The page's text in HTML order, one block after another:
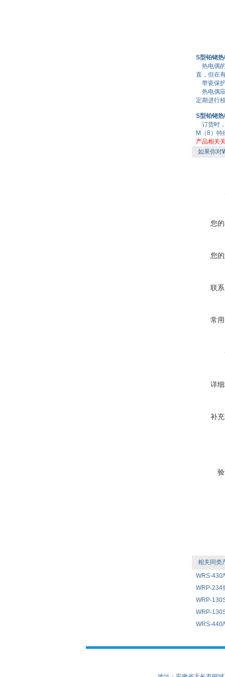
S型铂铑
热电偶
直，但在
带瓷保护
热电偶应
定期进行
S型铂铑
订货时
M（8）特
产品相关
如果你对
您
您
联
常
详
补
相关同类
WRS-
WRP-234
WRP-
WRP-
WRS-